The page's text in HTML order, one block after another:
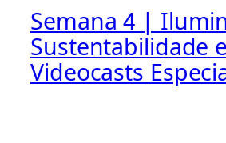
Semana 4 |
Sustentabilidade
Videocasts